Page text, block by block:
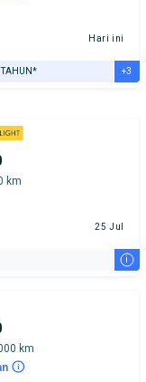
Hari ini
TAHUN* +3
km
25 Jul
i
km